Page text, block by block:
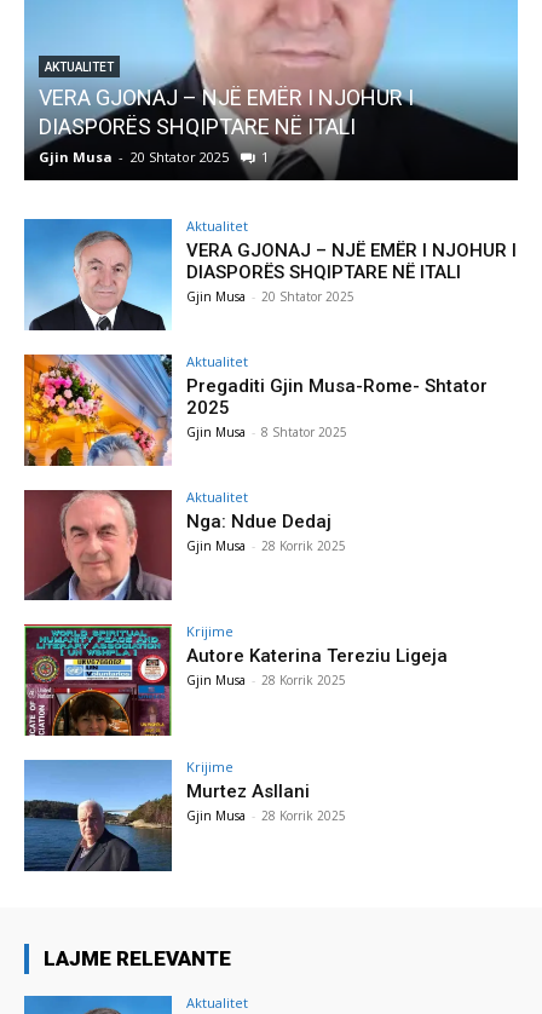
AKTUALITET
VERA GJONAJ – NJË EMËR I NJOHUR I
DIASPORËS SHQIPTARE NË ITALI
Gjin Musa - 20 Shtator 2025 1
Aktualitet
VERA GJONAJ – NJË EMËR I NJOHUR I
DIASPORËS SHQIPTARE NË ITALI
Gjin Musa - 20 Shtator 2025
Aktualitet
Pregaditi Gjin Musa-Rome- Shtator
2025
Gjin Musa - 8 Shtator 2025
Aktualitet
Nga: Ndue Dedaj
Gjin Musa - 28 Korrik 2025
Krijime
Autore Katerina Tereziu Ligeja
Gjin Musa - 28 Korrik 2025
Krijime
Murtez Asllani
Gjin Musa - 28 Korrik 2025
LAJME RELEVANTE
Aktualitet